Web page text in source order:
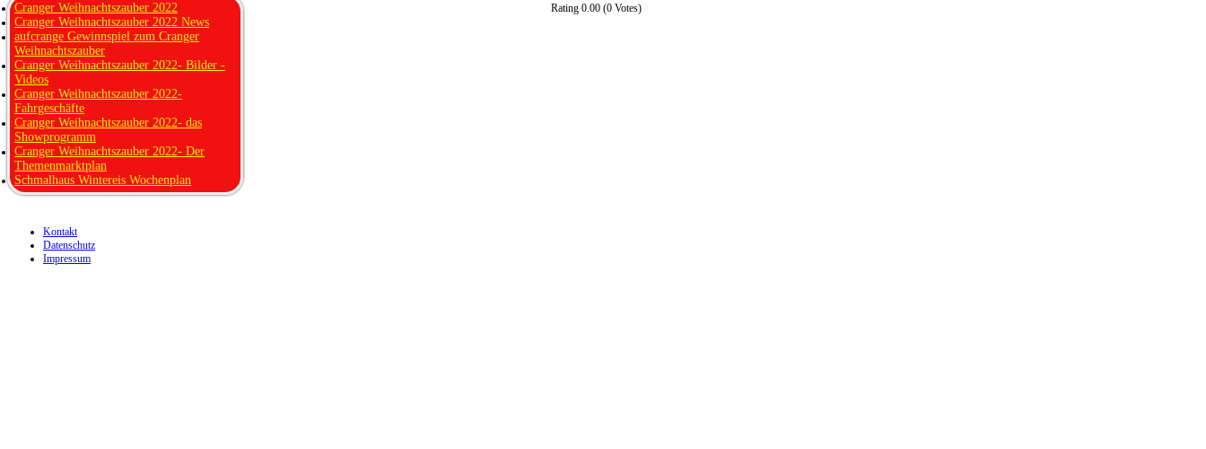
Rating 0.00 (0 Votes)
Cranger Weihnachtszauber 2022
Cranger Weihnachtszauber 2022 News
aufcrange Gewinnspiel zum Cranger
Weihnachtszauber
Cranger Weihnachtszauber 2022- Bilder -
Videos
Cranger Weihnachtszauber 2022-
Fahrgeschäfte
Cranger Weihnachtszauber 2022- das
Showprogramm
Cranger Weihnachtszauber 2022- Der
Themenmarktplan
Schmalhaus Wintereis Wochenplan
Kontakt
Datenschutz
Impressum